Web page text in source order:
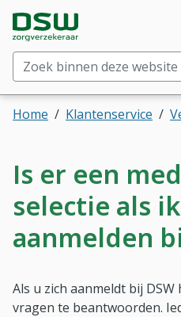
Direct naar hoofdinhoud
Direct naar hoofdmenu
DSW
Zoek binnen deze website
Home Klantenservice
Is er een
selectie als
aanmelden
Als u zich aanmeldt bij
vragen te beantwoorden.